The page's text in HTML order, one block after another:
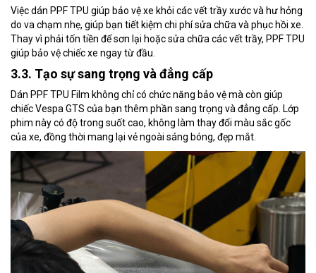
Việc dán PPF TPU giúp bảo vệ xe khỏi các vết trầy xước và hư hỏng
do va chạm nhẹ, giúp bạn tiết kiệm chi phí sửa chữa và phục hồi xe.
Thay vì phải tốn tiền để sơn lại hoặc sửa chữa các vết trầy, PPF TPU
giúp bảo vệ chiếc xe ngay từ đầu.
3.3. Tạo sự sang trọng và đẳng cấp
Dán PPF TPU Film không chỉ có chức năng bảo vệ mà còn giúp
chiếc Vespa GTS của bạn thêm phần sang trọng và đẳng cấp. Lớp
phim này có độ trong suốt cao, không làm thay đổi màu sắc gốc
của xe, đồng thời mang lại vẻ ngoài sáng bóng, đẹp mắt.